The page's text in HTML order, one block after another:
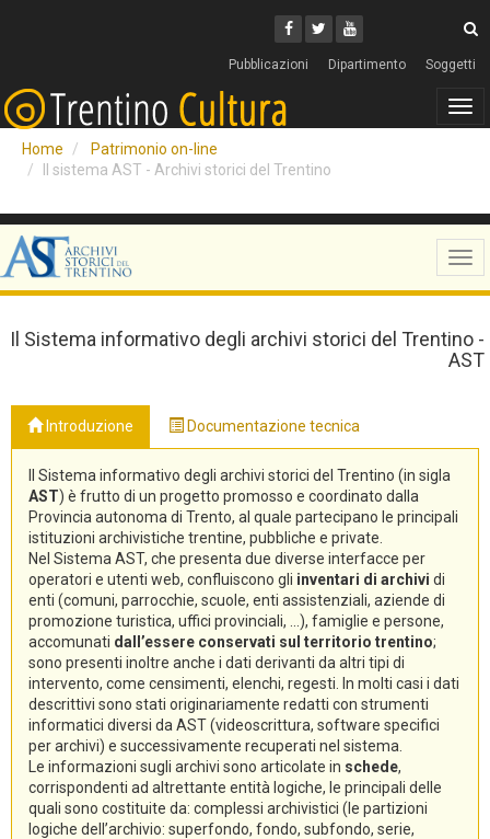
Facebook
Twitter
Youtube
Pubblicazioni Dipartimento Soggetti
Home
Patrimonio on-line
Il sistema AST - Archivi storici del Trentino
Il Sistema informativo degli archivi storici del Trentino -
AST
Introduzione Documentazione tecnica
Il Sistema informativo degli archivi storici del Trentino (in sigla
AST) è frutto di un progetto promosso e coordinato dalla
Provincia autonoma di Trento, al quale partecipano le principali
istituzioni archivistiche trentine, pubbliche e private.
Nel Sistema AST, che presenta due diverse interfacce per
operatori e utenti web, confluiscono gli inventari di archivi di
enti (comuni, parrocchie, scuole, enti assistenziali, aziende di
promozione turistica, uffici provinciali, ...), famiglie e persone,
accomunati dall’essere conservati sul territorio trentino;
sono presenti inoltre anche i dati derivanti da altri tipi di
intervento, come censimenti, elenchi, regesti. In molti casi i dati
descrittivi sono stati originariamente redatti con strumenti
informatici diversi da AST (videoscrittura, software specifici
per archivi) e successivamente recuperati nel sistema.
Le informazioni sugli archivi sono articolate in schede,
corrispondenti ad altrettante entità logiche, le principali delle
quali sono costituite da: complessi archivistici (le partizioni
logiche dell’archivio: superfondo, fondo, subfondo, serie,